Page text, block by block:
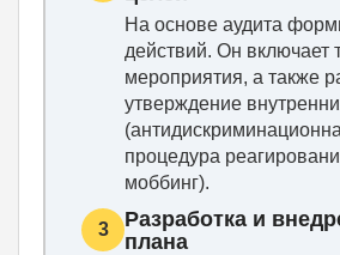
На основе аудита
действий. Он включает
мероприятия, а также
утверждение
процедура
моббинг).
3
Разработка и
плана